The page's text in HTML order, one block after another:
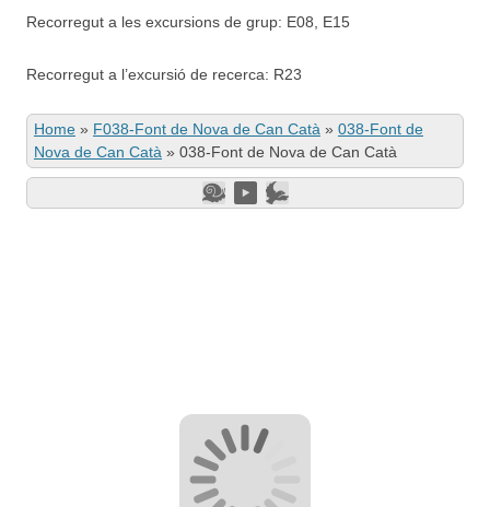
Recorregut a les excursions de grup: E08, E15
Recorregut a l’excursió de recerca: R23
Home » F038-Font de Nova de Can Catà » 038-Font de
Nova de Can Catà » 038-Font de Nova de Can Catà